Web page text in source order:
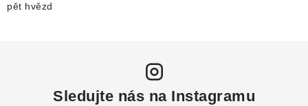
pět hvězd
Sledujte nás na Instagramu